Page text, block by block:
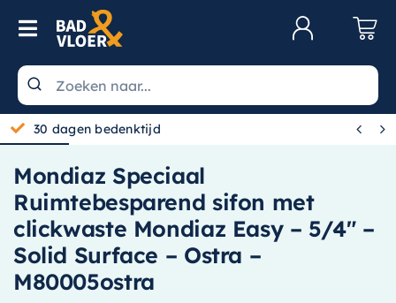
Skip to content
Toggle Navigation
Wastafels
Toiletten
Spiegels
Kranen
Douche
Badkamermeubels
30 dagen bedenktijd  
Mondiaz Speciaal
Ruimtebesparend sifon met
clickwaste Mondiaz Easy – 5/4″ –
Solid Surface – Ostra –
M80005ostra